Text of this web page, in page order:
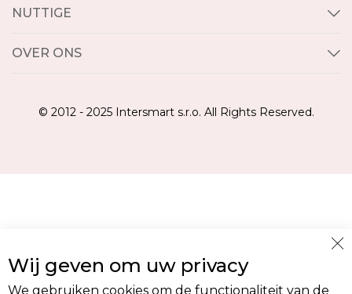
NUTTIGE
OVER ONS
© 2012 - 2025 Intersmart s.r.o. All Rights Reserved.
Wij geven om uw privacy
We gebruiken cookies om de functionaliteit van de